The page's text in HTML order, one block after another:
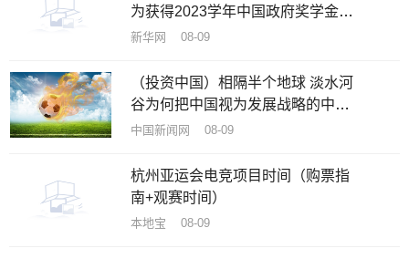
为获得2023学年中国政府奖学金新
生送行
新华网 08-09
（投资中国）相隔半个地球 淡水河
谷为何把中国视为发展战略的中
心？
中国新闻网 08-09
杭州亚运会电竞项目时间（购票指
南+观赛时间）
本地宝 08-09